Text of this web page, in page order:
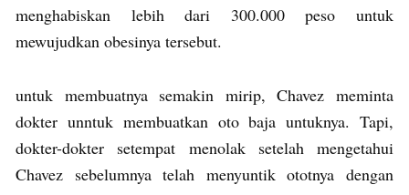
menghabiskan lebih dari 300.000 peso untuk
mewujudkan obesinya tersebut.
untuk membuatnya semakin mirip, Chavez meminta
dokter unntuk membuatkan oto baja untuknya. Tapi,
dokter-dokter setempat menolak setelah mengetahui
Chavez sebelumnya telah menyuntik ototnya dengan